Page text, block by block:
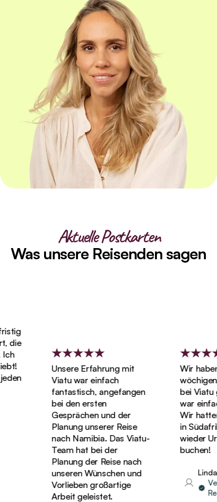
Aktuelle Postkarten
Was unsere Reisenden sagen
Unsere Erfahrung mit
Viatu war einfach
fantastisch, angefangen
bei den ersten
Gesprächen und der
Planung unserer Reise
nach Namibia. Das Viatu-
Team hat bei der
Planung der Reise nach
unseren Wünschen und
Vorlieben großartige
Arbeit geleistet.
Wir haben
wöchigen
bei Viatu
war einfach
Wir hatten die
in Südafrika
wieder Urlaub
buchen!